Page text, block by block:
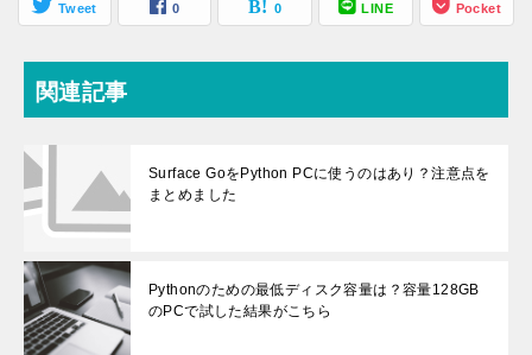
Tweet 0 0 LINE Pocket
関連記事
Surface GoをPython PCに使うのはあり？注意点を
まとめました
Pythonのための最低ディスク容量は？容量128GB
のPCで試した結果がこちら